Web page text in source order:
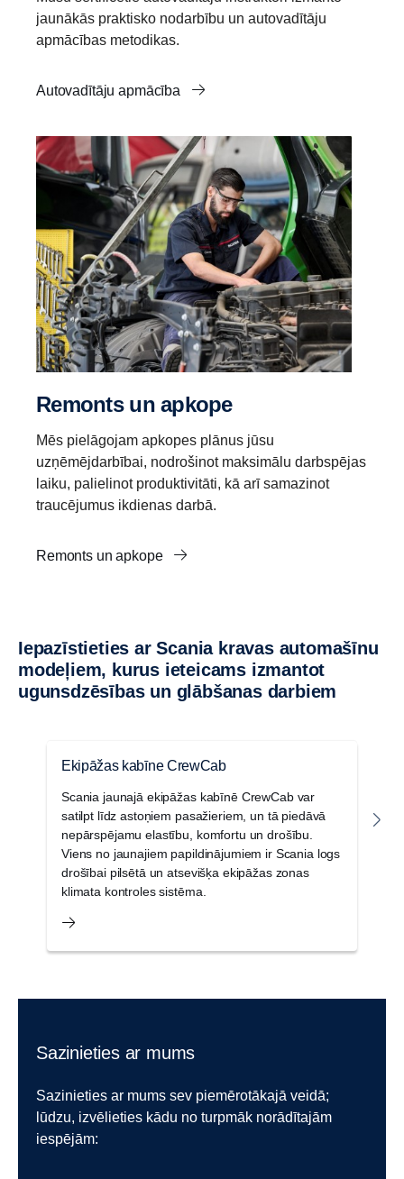
jaunākās praktisko nodarbību un autovadītāju
apmācības metodikas.
Autovadītāju apmācība
Remonts un apkope
Mēs pielāgojam apkopes plānus jūsu
uzņēmējdarbībai, nodrošinot maksimālu darbspējas
laiku, palielinot produktivitāti, kā arī samazinot
traucējumus ikdienas darbā.
Remonts un apkope
Iepazīstieties ar Scania kravas automašīnu
modeļiem, kurus ieteicams izmantot
ugunsdzēsības un glābšanas darbiem
Ekipāžas kabīne CrewCab
Scania jaunajā ekipāžas kabīnē CrewCab var
satilpt līdz astoņiem pasažieriem, un tā piedāvā
nepārspējamu elastību, komfortu un drošību.
Viens no jaunajiem papildinājumiem ir Scania logs
drošībai pilsētā un atsevišķa ekipāžas zonas
klimata kontroles sistēma.
Sazinieties ar mums
Sazinieties ar mums sev piemērotākajā veidā;
lūdzu, izvēlieties kādu no turpmāk norādītajām
iespējām: